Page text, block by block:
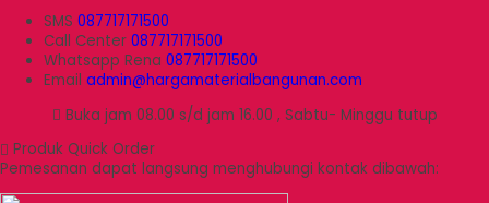
SMS 087717171500
Call Center 087717171500
Whatsapp Rena 087717171500
Email admin@hargamaterialbangunan.com
Buka jam 08.00 s/d jam 16.00 , Sabtu- Minggu tutup
Produk Quick Order
Pemesanan dapat langsung menghubungi kontak dibawah: